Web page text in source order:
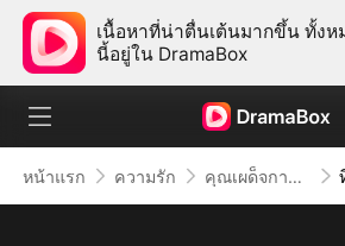
เนื้อหาที่น่าตื่นเต้นมากขึ้น ทั้งห
นี้อยู่ใน DramaBox
หน้าแรก ความรัก คุณเผด็จการจอมซาดิสม์